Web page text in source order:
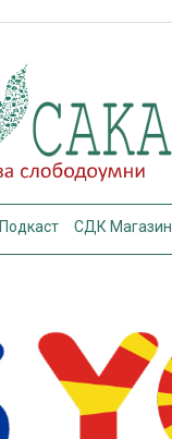
Подкаст СДК Магазин